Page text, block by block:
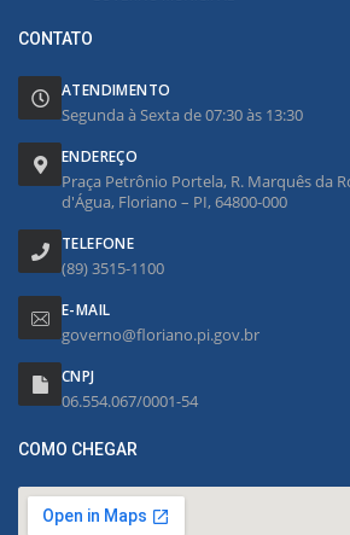
CONTATO
ATENDIMENTO
Segunda à Sexta de 07:30 às 13:30
ENDEREÇO
Praça Petrônio Portela, R. Marquês da
d'Água, Floriano – PI, 64800-000
TELEFONE
(89) 3515-1100
E-MAIL
governo@floriano.pi.gov.br
CNPJ
06.554.067/0001-54
COMO CHEGAR